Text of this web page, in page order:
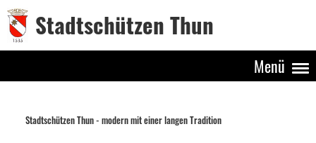
Stadtschützen Thun
Menü
Stadtschützen Thun - modern mit einer langen Tradition